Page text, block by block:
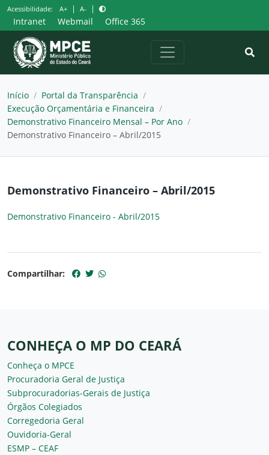
Pular
para
o
conteúdo
Acessibilidade: A+ | A- |
Intranet Webmail Office 365
Início / Portal da Transparência /
Execução Orçamentária e Financeira /
Demonstrativo Financeiro Mensal – Por Ano /
Demonstrativo Financeiro – Abril/2015
Demonstrativo Financeiro – Abril/2015
Demonstrativo Financeiro - Abril/2015
Compartilhar:
CONHEÇA O MP DO CEARÁ
Conheça o MPCE
Procuradoria Geral de Justiça
Subprocuradorias-Gerais de Justiça
Órgãos Colegiados
Corregedoria Geral
Ouvidoria-Geral
ESMP – CEAF